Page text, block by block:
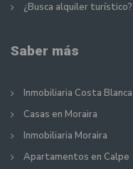
¿Busca alquiler turístico?
Saber más
Inmobiliaria Costa Blanca
Casas en Moraira
Inmobiliaria Moraira
Apartamentos en Calpe